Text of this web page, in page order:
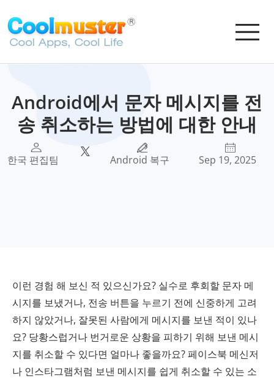
Android에서 문자 메시지를 전
송 취소하는 방법에 대한 안내
한국 편집팀 Android 복구 Sep 19, 2025
이런 경험 해 보신 적 있으신가요? 실수로 후회할 문자 메
시지를 보냈거나, 전송 버튼을 누르기 전에 신중하게 고려
하지 않았거나, 잘못된 사람에게 메시지를 보낸 적이 있나
요? 당황스럽거나 번거로운 상황을 피하기 위해 보낸 메시
지를 취소할 수 있다면 얼마나 좋을까요? 페이스북 메신저
나 인스타그램처럼 보낸 메시지를 쉽게 취소할 수 있는 소